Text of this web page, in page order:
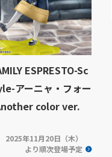
ESPRESTO-Sc
アーニャ・フォー
color ver.
2025年11月20日（木）
より順次登場予定